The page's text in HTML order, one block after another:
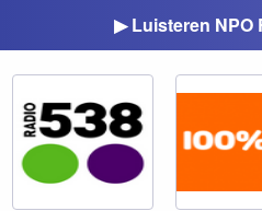
▶ Luisteren NPO